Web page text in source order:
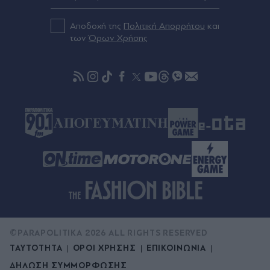
ΑΕΚ: Στην μνήμη του Μιχάλη Κατσούρη το
σημερινό φιλικό κόντρα στην Athens Kallithea
πριν μία ώρα
πληγείσες περιοχές"
Αποδοχή της Πολιτική Απορρήτου και
τωνΌρων Χρήσης
ΤΑΥΤΟΤΗΤΑ ΟΡΟΙ ΧΡΗΣΗΣ
ΕΠΙΚΟΙΝΩΝΙΑ
ΔΗΛΩΣΗ ΣΥΜΜΟΡΦΩΣΗΣ
©PARAPOLITIKA 2026 ALL RIGHTS RESERVED